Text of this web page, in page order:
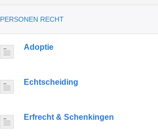
PERSONEN RECHT
Adoptie
Echtscheiding
Erfrecht & Schenkingen